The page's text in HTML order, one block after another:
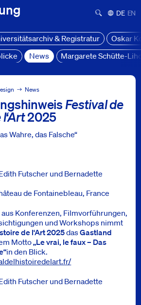
Deutsch
& Registratur
Oskar
News
Margarete Schütte-
Festival de l’Histoire de l‘Art 2025
News
Festival de
2025
Wahre, das Falsche“
Futscher und Bernadette
de Fontainebleau, France
Konferenzen, Filmvorführungen,
und Workshops nimmt
de l‘Art 2025dasGastland
Motto„Le vrai, le faux – Das
in den Blick.
Futscher und Bernadette